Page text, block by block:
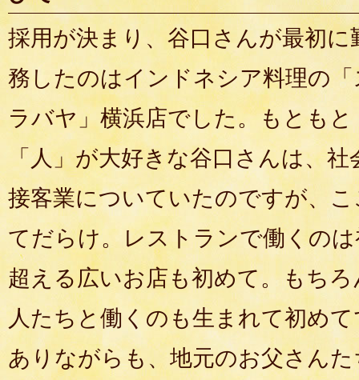
採用が決まり、谷口さんが最初に
務したのはインドネシア料理の「
ラバヤ」横浜店でした。もともと
「人」が大好きな谷口さんは、
接客業についていたのですが、
てだらけ。レストランで働くの
超える広いお店も初めて。もち
人たちと働くのも生まれて初め
ありながらも、地元のお父さん